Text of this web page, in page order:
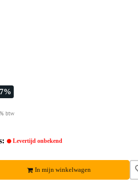
btw
Levertijd onbekend
In mijn winkelwagen